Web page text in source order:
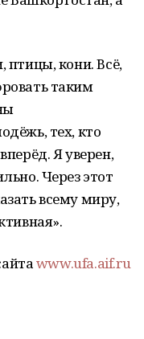
птицы, кони. Всё,
таким
тех, кто
Я уверен,
Через этот
всему миру,
www.ufa.aif.ru